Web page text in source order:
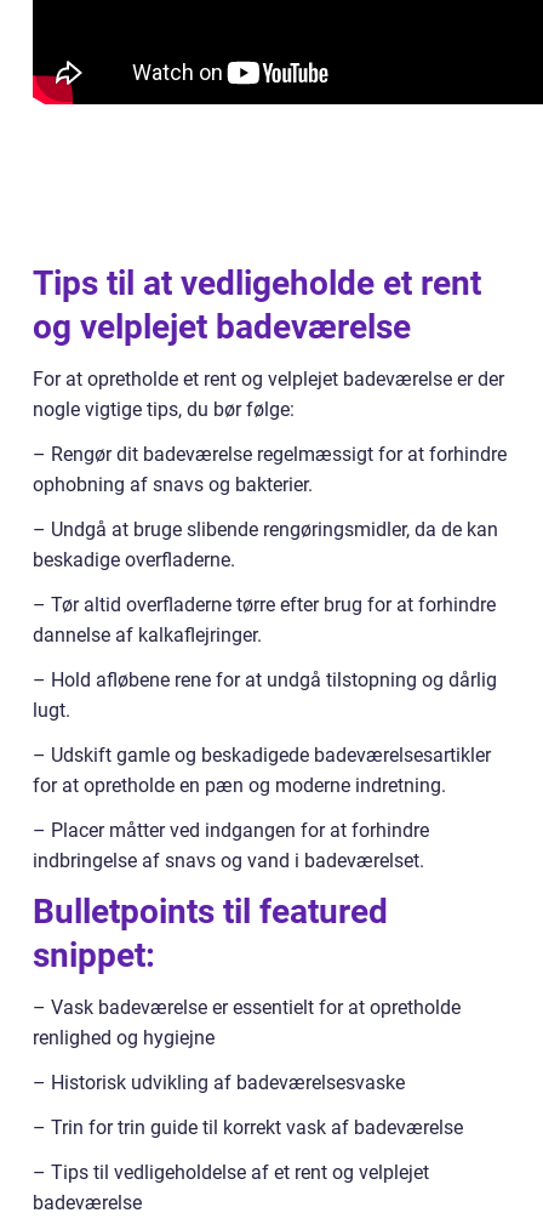
Tips til at vedligeholde et rent
og velplejet badeværelse
For at opretholde et rent og velplejet badeværelse er der
nogle vigtige tips, du bør følge:
– Rengør dit badeværelse regelmæssigt for at forhindre
ophobning af snavs og bakterier.
– Undgå at bruge slibende rengøringsmidler, da de kan
beskadige overfladerne.
– Tør altid overfladerne tørre efter brug for at forhindre
dannelse af kalkaflejringer.
– Hold afløbene rene for at undgå tilstopning og dårlig
lugt.
– Udskift gamle og beskadigede badeværelsesartikler
for at opretholde en pæn og moderne indretning.
– Placer måtter ved indgangen for at forhindre
indbringelse af snavs og vand i badeværelset.
Bulletpoints til featured
snippet:
– Vask badeværelse er essentielt for at opretholde
renlighed og hygiejne
– Historisk udvikling af badeværelsesvaske
– Trin for trin guide til korrekt vask af badeværelse
– Tips til vedligeholdelse af et rent og velplejet
badeværelse